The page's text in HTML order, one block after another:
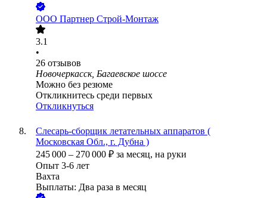
ООО Партнер Строй-Монтаж
3.1
•
26 отзывов
Новочеркасск, Багаевское шоссе
Можно без резюме
Откликнитесь среди первых
Откликнуться
Слесарь-сборщик летательных аппаратов (
Московская Обл., г. Дубна )
245 000 – 270 000 ₽ за месяц, на руки
Опыт 3-6 лет
Вахта
Выплаты: Два раза в месяц